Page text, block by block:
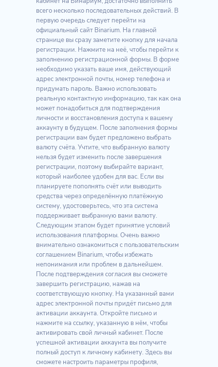
всего несколько последовательных действий. В
первую очередь следует перейти на
официальный сайт Binarium. На главной
странице вы сразу заметите кнопку для начала
регистрации. Нажмите на неё, чтобы перейти к
заполнению регистрационной формы. В форме
необходимо указать ваше имя, действующий
адрес электронной почты, номер телефона и
придумать пароль. Важно использовать
реальную контактную информацию, так как она
может понадобиться для подтверждения
личности и восстановления доступа к вашему
аккаунту в будущем. После заполнения формы
регистрации вам будет предложено выбрать
валюту счёта. Учтите, что выбранную валюту
нельзя будет изменить после завершения
регистрации, поэтому выбирайте вариант,
который наиболее удобен для вас. Если вы
планируете пополнять счёт или выводить
средства через определённую платёжную
систему, удостоверьтесь, что эта система
поддерживает выбранную вами валюту.
Следующим этапом будет принятие условий
использования платформы. Очень важно
внимательно ознакомиться с пользовательским
соглашением Binarium, чтобы избежать
непонимания или проблем в дальнейшем.
После подтверждения согласия вы сможете
завершить регистрацию, нажав на
соответствующую кнопку. На указанный вами
адрес электронной почты придёт письмо для
активации аккаунта. Откройте письмо и
нажмите на ссылку, указанную в нём, чтобы
активировать свой личный кабинет. После
успешной активации аккаунта вы получите
полный доступ к личному кабинету. Здесь вы
сможете настроить параметры профиля,